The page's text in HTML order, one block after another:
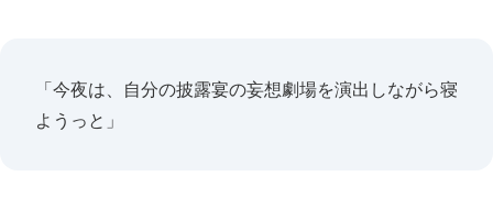
「今夜は、自分の披露宴の妄想劇場を演出しながら寝
ようっと」